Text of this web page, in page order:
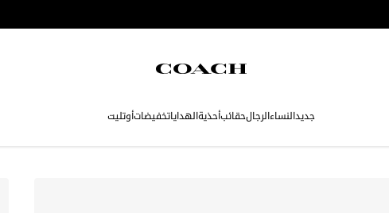
جديدالنساءالرجالحقائبأحذيةالهداياتخفيضاتأوتليت